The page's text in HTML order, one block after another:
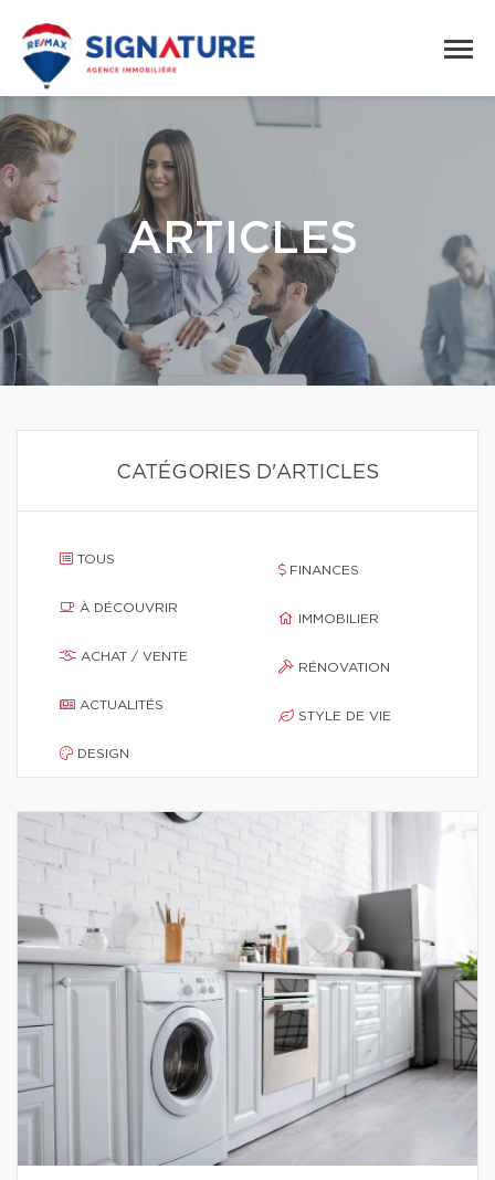
ARTICLES
CATÉGORIES D'ARTICLES
TOUS
À DÉCOUVRIR
ACHAT / VENTE
ACTUALITÉS
DESIGN
FINANCES
IMMOBILIER
RÉNOVATION
STYLE DE VIE